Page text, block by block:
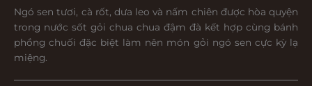
Ngó sen tươi, cà rốt, dưa leo và nấm chiên được hòa quyện
trong nước sốt gỏi chua chua đậm đà kết hợp cùng bánh
phồng chuối đặc biệt làm nên món gỏi ngó sen cực kỳ lạ
miệng.